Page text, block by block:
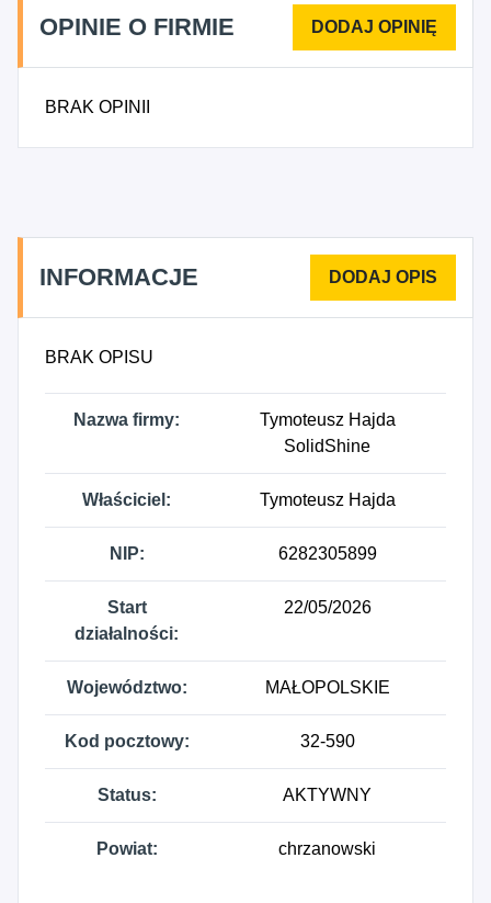
8123A - Działalność usługowa związana z
dezynfekcją, dezynsekcją i deratyzacją, 8123B -
gdzie indziej niesklasyfikowana.
OPINIE O FIRMIE
BRAK OPINII
INFORMACJE
BRAK OPISU
Nazwa firmy:
Tymoteusz Hajda
SolidShine
Właściciel: Tymoteusz Hajda
NIP: 6282305899
Start
działalności:
22/05/2026
Województwo: MAŁOPOLSKIE
Kod pocztowy: 32-590
Status: AKTYWNY
Powiat: chrzanowski